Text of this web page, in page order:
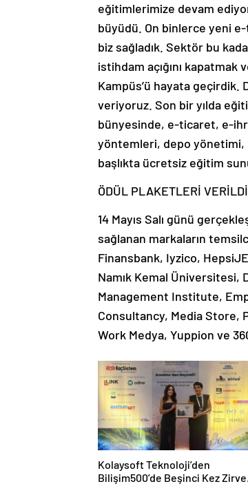
eğitimlerimize devam
büyüdü. On binlerce yeni
biz sağladık. Sektör bu
istihdam açığını
Kampüs’ü hayata geçirdik.
veriyoruz. Son bir yılda
bünyesinde, e-ticaret, e-
yöntemleri, depo yönetimi,
başlıkta ücretsiz eğitim
ÖDÜL PLAKETLERİ VERİLDİ
14 Mayıs Salı günü
sağlanan markaların
Finansbank, Iyzico,
Namık Kemal Üniversitesi,
Management Institute,
Consultancy, Media Store,
Work Medya, Yuppion ve
Kolaysoft Teknoloji’den
Bilişim500’de Beşinci Kez Zirve